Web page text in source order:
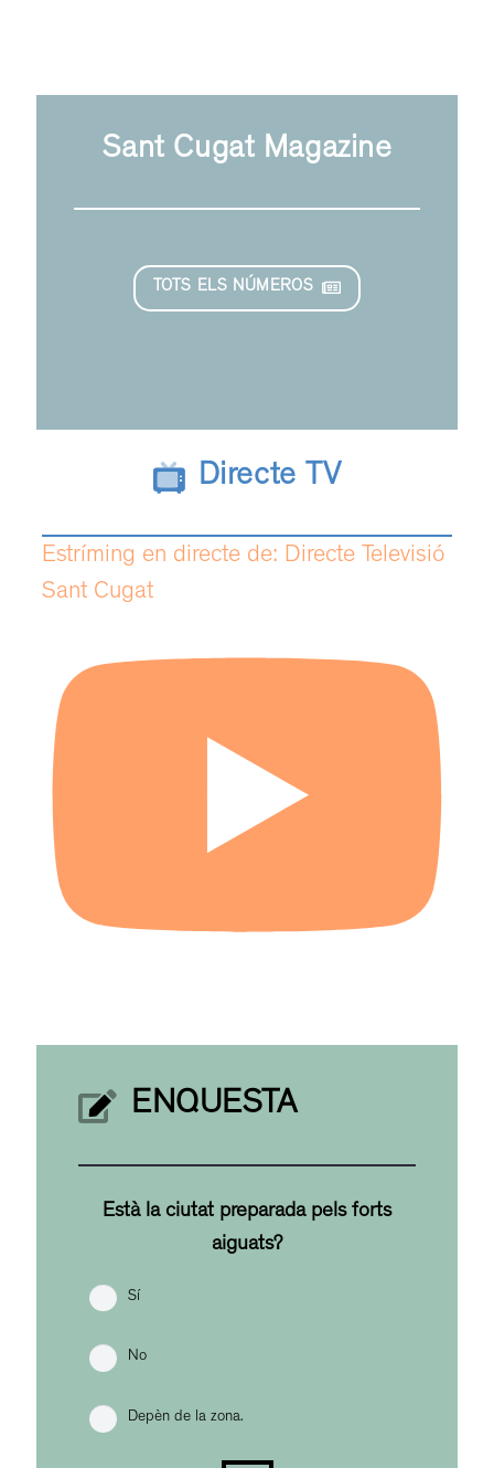
Sant Cugat Magazine
TOTS ELS NÚMEROS
Directe TV
Estríming en directe de: Directe Televisió
Sant Cugat
ENQUESTA
Està la ciutat preparada pels forts
aiguats?
Sí
No
Depèn de la zona.